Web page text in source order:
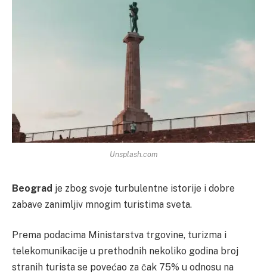
Unsplash.com
Beograd je zbog svoje turbulentne istorije i dobre
zabave zanimljiv mnogim turistima sveta.
Prema podacima Ministarstva trgovine, turizma i
telekomunikacije u prethodnih nekoliko godina broj
stranih turista se povećao za čak 75% u odnosu na